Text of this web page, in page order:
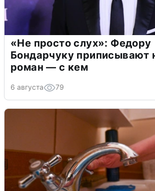
«Не просто слух»: Федору
Бондарчуку приписывают
роман — с кем
6 августа 79